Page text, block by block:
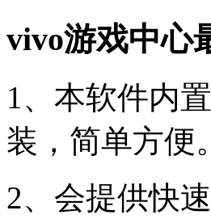
vivo游戏中心
1、本软件内
装，简单方便。
2、会提供快